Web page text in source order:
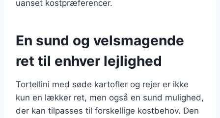
uanset kostpræferencer.
En sund og velsmagende
ret til enhver lejlighed
Tortellini med søde kartofler og rejer er ikke
kun en lækker ret, men også en sund mulighed,
der kan tilpasses til forskellige kostbehov. Den